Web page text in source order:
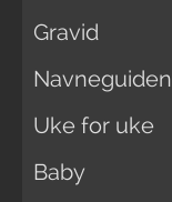
Gravid
Navneguiden
Uke for uke
Baby